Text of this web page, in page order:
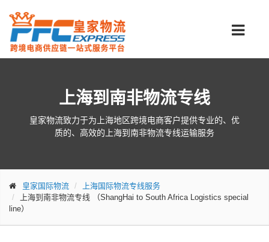
上海到南非物流专线
皇家物流致力于为上海地区跨境电商客户提供专业的、优
质的、高效的上海到南非物流专线运输服务
皇家国际物流
上海国际物流专线服务
上海到南非物流专线 （ShangHai to South Africa Logistics special
line）